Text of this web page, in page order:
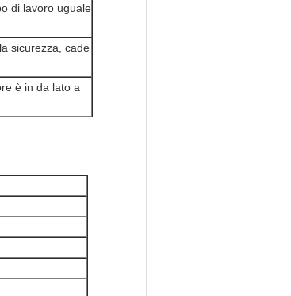
di lavoro uguale
sicurezza, cade
è in da lato a